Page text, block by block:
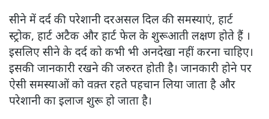
सीने में दर्द की परेशानी दरअसल दिल की समस्याएं, हार्ट
स्ट्रोक, हार्ट अटैक और हार्ट फेल के शुरूआती लक्षण होते हैं ।
इसलिए सीने के दर्द को कभी भी अनदेखा नहीं करना चाहिए।
इसकी जानकारी रखने की जरुरत होती है। जानकारी होने पर
ऐसी समस्याओं को वक़्त रहते पहचान लिया जाता है और
परेशानी का इलाज शुरू हो जाता है।